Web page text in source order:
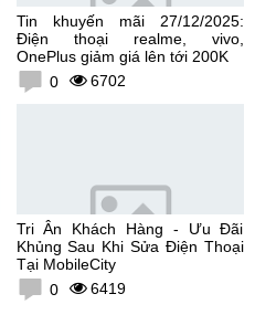
Tin khuyến mãi 27/12/2025:
Điện thoại realme, vivo,
OnePlus giảm giá lên tới 200K
0
6702
Tri Ân Khách Hàng - Ưu Đãi
Khủng Sau Khi Sửa Điện Thoại
Tại MobileCity
0
6419